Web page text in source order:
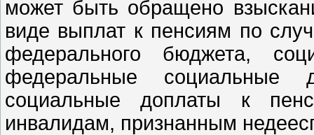
может быть обращено
виде выплат к пенсиям по
федерального бюджета,
федеральные социальные
социальные доплаты к
инвалидам, признанным